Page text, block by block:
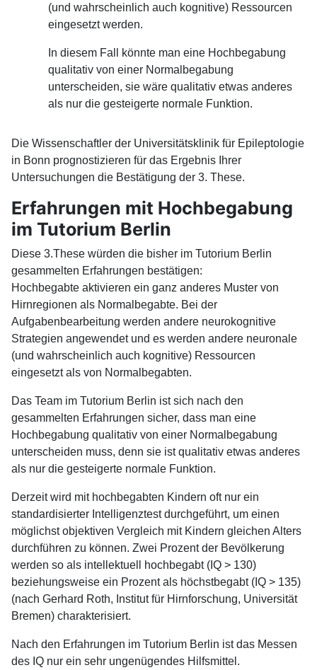
(und wahrscheinlich auch kognitive) Ressourcen
eingesetzt werden.
In diesem Fall könnte man eine Hochbegabung
qualitativ von einer Normalbegabung
unterscheiden, sie wäre qualitativ etwas anderes
als nur die gesteigerte normale Funktion.
Die Wissenschaftler der Universitätsklinik für Epileptologie
in Bonn prognostizieren für das Ergebnis Ihrer
Untersuchungen die Bestätigung der 3. These.
Erfahrungen mit Hochbegabung
im Tutorium Berlin
Diese 3.These würden die bisher im Tutorium Berlin
gesammelten Erfahrungen bestätigen:
Hochbegabte aktivieren ein ganz anderes Muster von
Hirnregionen als Normalbegabte. Bei der
Aufgabenbearbeitung werden andere neurokognitive
Strategien angewendet und es werden andere neuronale
(und wahrscheinlich auch kognitive) Ressourcen
eingesetzt als von Normalbegabten.
Das Team im Tutorium Berlin ist sich nach den
gesammelten Erfahrungen sicher, dass man eine
Hochbegabung qualitativ von einer Normalbegabung
unterscheiden muss, denn sie ist qualitativ etwas anderes
als nur die gesteigerte normale Funktion.
Derzeit wird mit hochbegabten Kindern oft nur ein
standardisierter Intelligenztest durchgeführt, um einen
möglichst objektiven Vergleich mit Kindern gleichen Alters
durchführen zu können. Zwei Prozent der Bevölkerung
werden so als intellektuell hochbegabt (IQ > 130)
beziehungsweise ein Prozent als höchstbegabt (IQ > 135)
(nach Gerhard Roth, Institut für Hirnforschung, Universität
Bremen) charakterisiert.
Nach den Erfahrungen im Tutorium Berlin ist das Messen
des IQ nur ein sehr ungenügendes Hilfsmittel.